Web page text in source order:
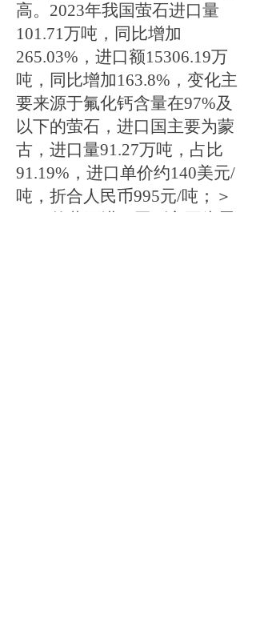
高。 2023年我国萤石进口量
101.71万吨，同比增加
265.03% ，进口额15306.19万
吨，同比增加163.8% ，变化主
要来源于氟化钙含量在97%及
以下的萤石，进口国主要为蒙
古，进口量91.27万吨，占比
91.19% ，进口单价约140美元/
吨，折合人民币995元/吨；＞